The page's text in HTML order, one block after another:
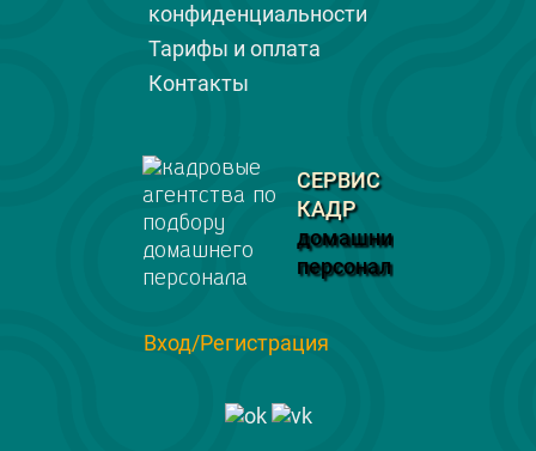
конфиденциальности
Тарифы и оплата
Контакты
СЕРВИС
КАДР
домашний
персонал
Вход/Регистрация